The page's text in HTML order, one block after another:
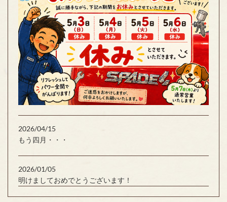
2026/04/15
もう四月・・・
2026/01/05
明けましておめでとうございます！